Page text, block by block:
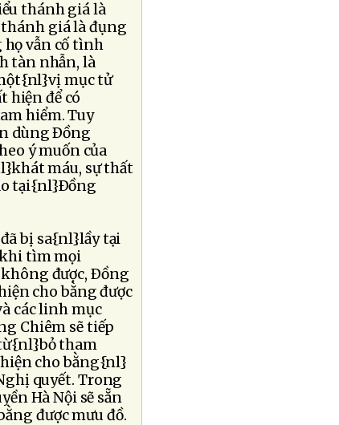
thánh giá là
giá là đụng
vẫn cố tình
tàn nhẫn, là
mục tử
hiện để có
hiểm. Tuy
dùng Ðồng
ý muốn của
máu, sự thất
tại{nl}Ðồng
bị sa{nl}lầy tại
khi tìm mọi
được, Ðồng
cho bằng được
các linh mục
Chiêm sẽ tiếp
tham
cho bằng{nl}
quyết. Trong
Hà Nội sẽ sẵn
được mưu đồ.